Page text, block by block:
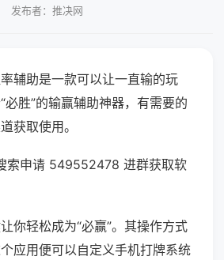
发布者：推决网
辅助是一款可以让一直输的玩
必胜”的输赢辅助神器，有需要的
获取使用。
索申请 549552478 进群获取软
你轻松成为“必赢”。其操作方式
应用便可以自定义手机打牌系统